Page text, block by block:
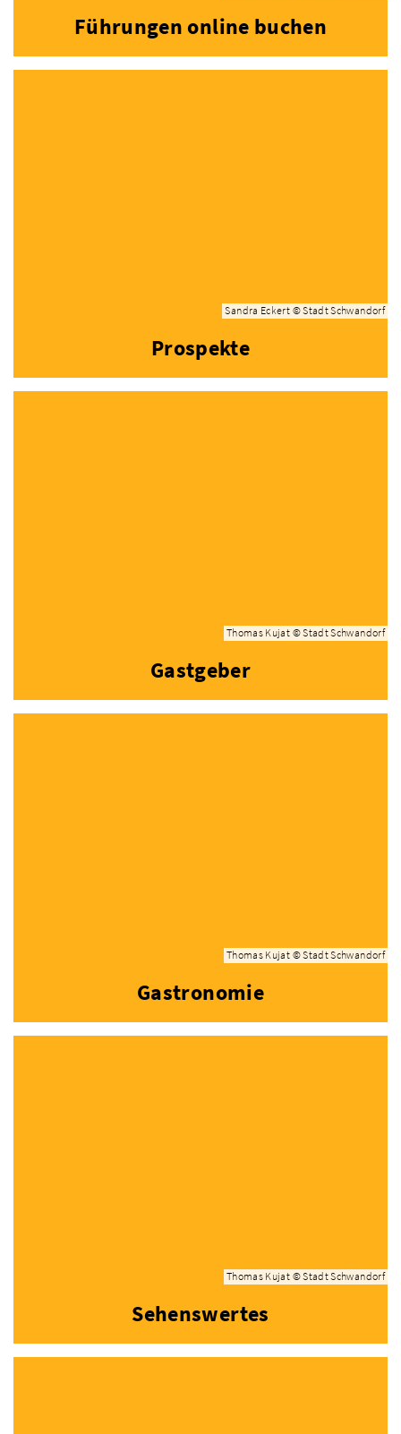
Führungen online buchen
Sandra Eckert © Stadt Schwandorf
Prospekte
Thomas Kujat © Stadt Schwandorf
Gastgeber
Thomas Kujat © Stadt Schwandorf
Gastronomie
Thomas Kujat © Stadt Schwandorf
Sehenswertes